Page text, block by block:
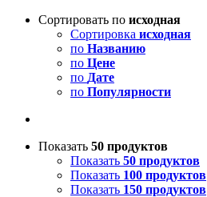
Сортировать по исходная
Сортировка исходная
по Названию
по Цене
по Дате
по Популярности
Показать 50 продуктов
Показать 50 продуктов
Показать 100 продуктов
Показать 150 продуктов